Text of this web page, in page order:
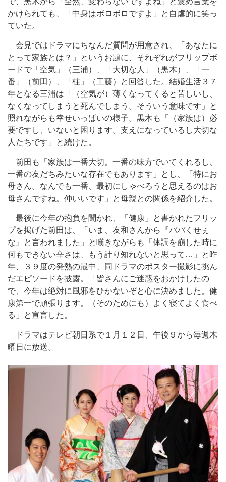
かけられても、「中身はボロボロですよ」と自虐的に笑っ
ていた。
会見ではドラマにちなんだ質問が用意され、「あなたに
とって家族とは？」というお題に、それぞれがフリップボ
ードで「空気」（三浦）、「大切な人」（黒木）、「一
番」（前田）、「柱」（工藤）と回答した。結婚生活３７
年となる三浦は「（空気が）薄くなってくると苦しいし、
なくなってしまうと死んでしまう。そういう意味です」と
照れながらも幸せいっぱいの様子。黒木も「（家族は）必
要ですし、いないと困ります。支えになっているし大切な
人たちです」と続けた。
前田も「家族は一番大切。一番の味方でいてくれるし、
一番の友だちみたいな存在でもあります」とし、「特にお
母さん。なんでも一番、最初にしゃべろうと思えるのはお
母さんですね。仲いいです」と母親との関係を紹介した。
最後に今年の抱負を聞かれ、「健康」と書かれたフリッ
プを掲げた前田は、「いま、友和さんから『ババくせぇ
な』と言われました」と嘆きながらも「体調を崩した時に
何もできない辛さは、もう計り知れないと思って…」と昨
年、３９度の発熱の最中、同ドラマのポスター撮影に挑ん
だエピソードを披露。「皆さんにご迷惑をおかけしたの
で、今年は絶対に風邪をひかないぞと心に決めました。健
康第一で頑張ります。（そのためにも）よく寝てよく食べ
る」と宣言した。
ドラマはテレビ朝日系で１月１２日、午後９から毎週木
曜日に放送。